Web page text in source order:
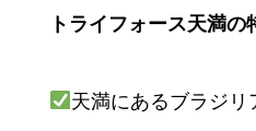
トライフォース天満の
天満にあるブラジ